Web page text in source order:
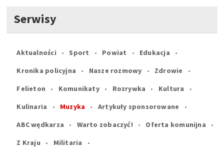
Serwisy
Aktualności Sport Powiat
Edukacja
Kronika policyjna
Nasze rozmowy
Zdrowie
Felieton
Komunikaty Rozrywka
Kultura
Kulinaria
Muzyka
Artykuły sponsorowane
ABC wędkarza
Warto zobaczyć!
Oferta komunijna
Z Kraju
Militaria